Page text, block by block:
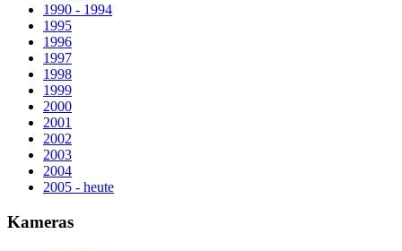
1990 - 1994
1995
1996
1997
1998
1999
2000
2001
2002
2003
2004
2005 - heute
Kameras